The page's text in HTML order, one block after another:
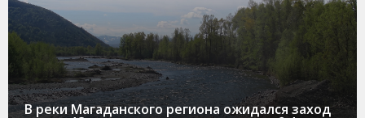
В реки Магаданского региона ожидался заход